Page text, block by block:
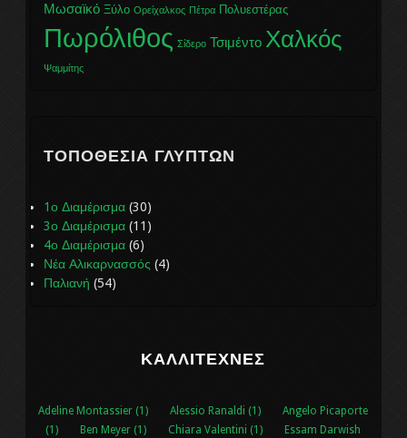
Μωσαϊκό Ξύλο Ορείχαλκος Πέτρα Πολυεστέρας
Πωρόλιθος Σίδερο Τσιμέντο Χαλκός
Ψαμμίτης
ΤΟΠΟΘΕΣΊΑ ΓΛΥΠΤΏΝ
1ο Διαμέρισμα (30)
3ο Διαμέρισμα (11)
4ο Διαμέρισμα (6)
Νέα Αλικαρνασσός (4)
Παλιανή (54)
ΚΑΛΛΙΤΈΧΝΕΣ
Adeline Montassier (1) Alessio Ranaldi (1)
Angelo Picaporte
(1)
Ben Meyer (1) Chiara Valentini (1)
Essam Darwish